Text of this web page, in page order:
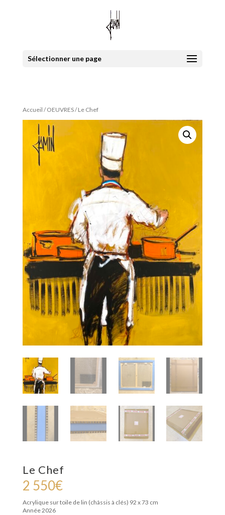
Sélectionner une page
Accueil /OEUVRES/ Le Chef
Le Chef
2 550€
Acrylique sur toile de lin (châssis à clés) 92 x 73 cm
Année 2026